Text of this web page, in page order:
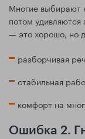
Многие выбирают
потом
— это хорошо, но
разборчивая
стабильная
комфорт на
Ошибка 2.